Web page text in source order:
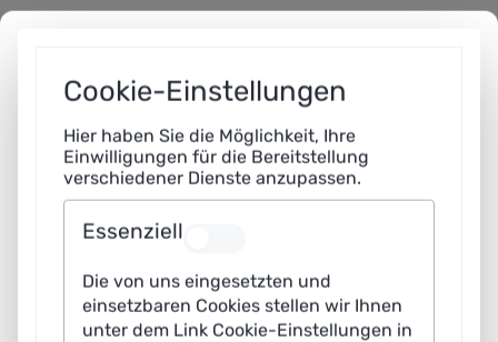
regenerativem Strom betrieben werden und stößt damit
keine klimarelevanten Schadgase aus. „Phoenix kann
einen wesentlichen Beitrag zur Nachhaltigkeit in der
Pflanzenproduktion beitragen, indem der Einsatz von
Pestiziden signifikant reduziert wird“, so Griepentrog.
Am Forschungsprojekt NOcsPS sind zahlreiche
Unternehmen aus Produktion, Verarbeitung und
Cookie-Einstellungen
Hier haben Sie die Möglichkeit, Ihre
Einwilligungen für die Bereitstellung
verschiedener Dienste anzupassen.
Essenziell
Die von uns eingesetzten und
einsetzbaren Cookies stellen wir Ihnen
unter dem Link Cookie-Einstellungen in